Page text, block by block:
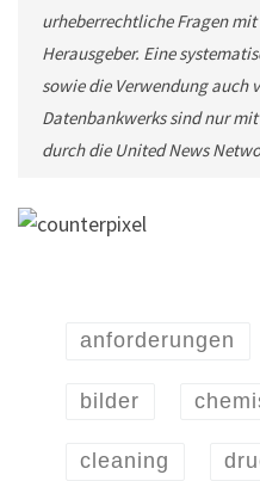
urheberrechtliche Fragen
Herausgeber. Eine
sowie die Verwendung auch
Datenbankwerks sind nur
durch die United News
anforderungen
bilder
cleaning